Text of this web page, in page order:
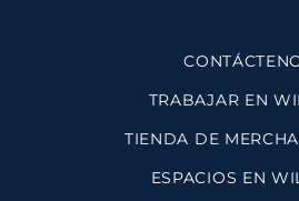
TRABAJAR EN
TIENDA DE
ESPACIOS EN